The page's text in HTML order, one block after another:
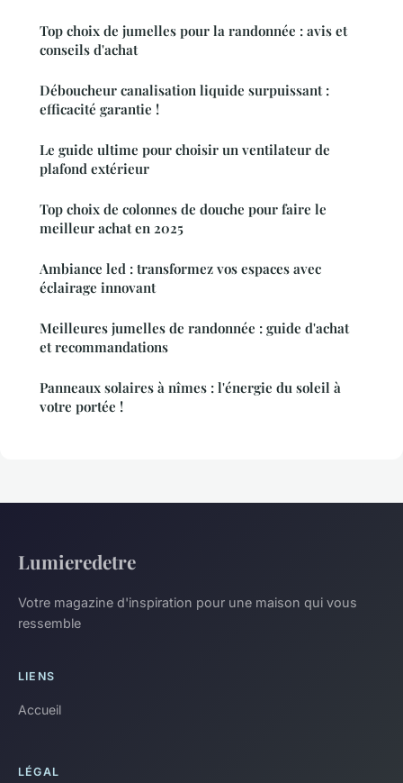
Top choix de jumelles pour la randonnée : avis et
conseils d'achat
Déboucheur canalisation liquide surpuissant :
efficacité garantie !
Le guide ultime pour choisir un ventilateur de
plafond extérieur
Top choix de colonnes de douche pour faire le
meilleur achat en 2025
Ambiance led : transformez vos espaces avec
éclairage innovant
Meilleures jumelles de randonnée : guide d'achat
et recommandations
Panneaux solaires à nîmes : l'énergie du soleil à
votre portée !
Lumieredetre
Votre magazine d'inspiration pour une maison qui vous
ressemble
LIENS
Accueil
LÉGAL